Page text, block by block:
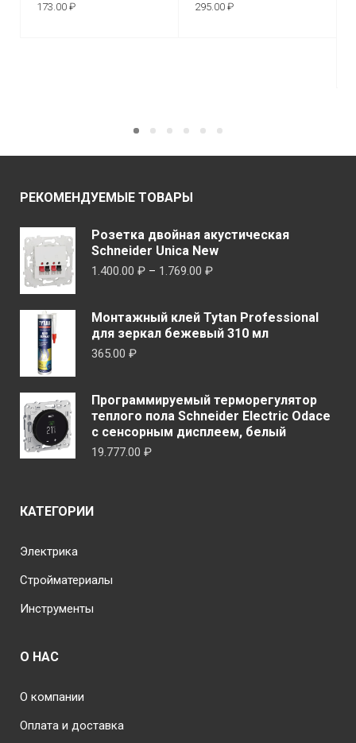
173.00 ₽ 295.00 ₽
РЕКОМЕНДУЕМЫЕ ТОВАРЫ
Розетка двойная акустическая
Schneider Unica New
1.400.00 ₽ – 1.769.00 ₽Диапазон
–
Монтажный клей Tytan Professional
для зеркал бежевый 310 мл
365.00 ₽
Программируемый терморегулятор
теплого пола Schneider Electric Odace
с сенсорным дисплеем, белый
19.777.00 ₽
КАТЕГОРИИ
Электрика
Стройматериалы
Инструменты
О НАС
О компании
Оплата и доставка